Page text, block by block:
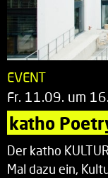
EVENT
Fr. 11.09. um
katho
Der katho
Mal dazu ein,